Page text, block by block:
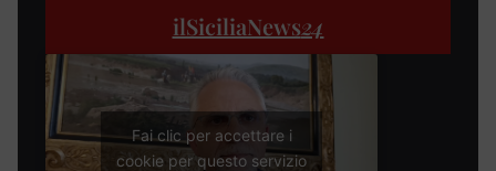
ilSiciliaNews24
Fai clic per accettare i
cookie per questo servizio